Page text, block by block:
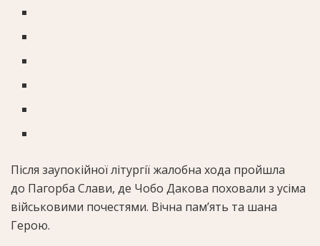
Після заупокійної літургії жалобна хода пройшла
до Пагорба Слави, де Чобо Дакова поховали з усіма
військовими почестями. Вічна пам’ять та шана
Герою.